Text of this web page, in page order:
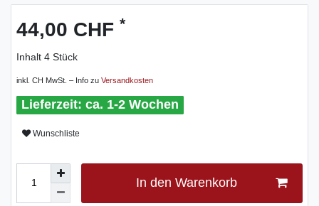
44,00 CHF *
Inhalt 4 Stück
inkl. CH MwSt. – Info zu Versandkosten
ca. 1-2 Wochen
Wunschliste
In den Warenkorb